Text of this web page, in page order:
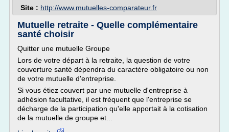
Site : http://www.mutuelles-comparateur.fr
Mutuelle retraite - Quelle complémentaire
santé choisir
Quitter une mutuelle Groupe
Lors de votre départ à la retraite, la question de votre
couverture santé dépendra du caractère obligatoire ou non
de votre mutuelle d'entreprise.
Si vous étiez couvert par une mutuelle d'entreprise à
adhésion facultative, il est fréquent que l'entreprise se
décharge de la participation qu'elle apportait à la cotisation
de la mutuelle de groupe et...